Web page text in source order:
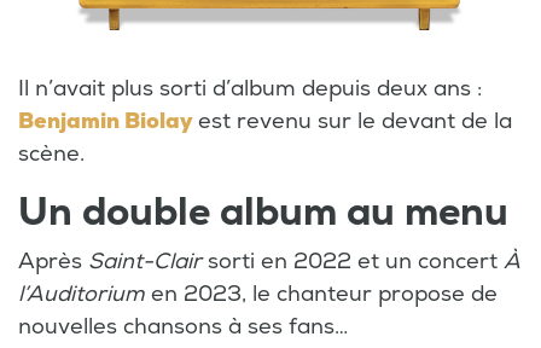
Il n’avait plus sorti d’album depuis deux ans :
Benjamin Biolayest revenu sur le devant de la
scène.
Un double album au menu
Après Saint-Clairsorti en 2022 et un concert À
l’Auditorium en 2023, le chanteur propose de
nouvelles chansons à ses fans…